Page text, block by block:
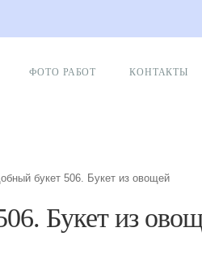
ФОТО РАБОТ КОНТАКТЫ
букет 506. Букет из овощей
Букет из